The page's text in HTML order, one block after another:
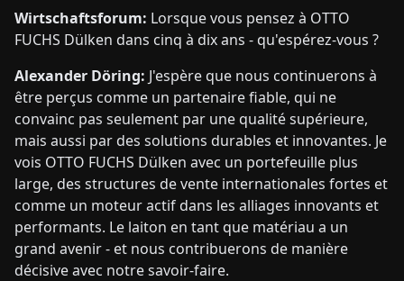
Wirtschaftsforum: Lorsque vous pensez à OTTO
FUCHS Dülken dans cinq à dix ans - qu'espérez-vous ?
Alexander Döring: J'espère que nous continuerons à
être perçus comme un partenaire fiable, qui ne
convainc pas seulement par une qualité supérieure,
mais aussi par des solutions durables et innovantes. Je
vois OTTO FUCHS Dülken avec un portefeuille plus
large, des structures de vente internationales fortes et
comme un moteur actif dans les alliages innovants et
performants. Le laiton en tant que matériau a un
grand avenir - et nous contribuerons de manière
décisive avec notre savoir-faire.